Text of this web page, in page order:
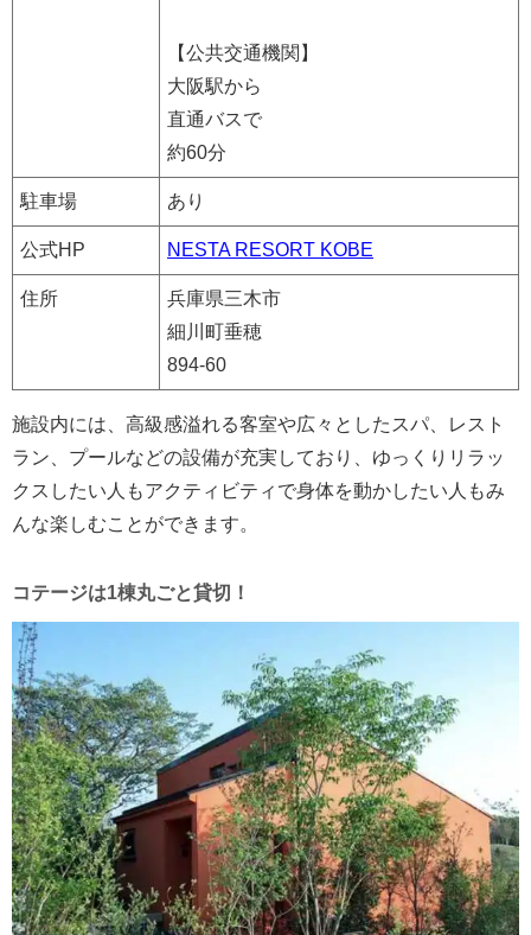
【公共交通機関】
大阪駅から
直通バスで
約60分
駐車場 あり
公式HP NESTA RESORT KOBE
住所
兵庫県三木市
細川町垂穂
894-60
施設内には、高級感溢れる客室や広々としたスパ、レスト
ラン、プールなどの設備が充実しており、ゆっくりリラッ
クスしたい人もアクティビティで身体を動かしたい人もみ
んな楽しむことができます。
コテージは1棟丸ごと貸切！